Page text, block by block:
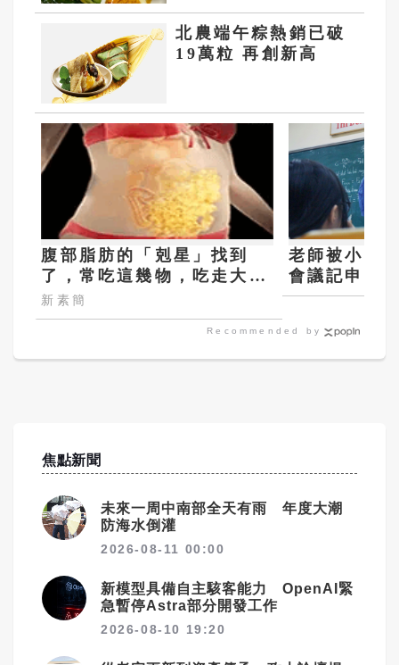
北農端午粽熱銷已破
19萬粒 再創新高
腹部脂肪的「剋星」找到
了，常吃這幾物，吃走大肚
囊，瘦出小蠻腰
新素簡
老師被小四
會議記申誡
應傷害學生
Recommended by
焦點新聞
未來一周中南部全天有雨 年度大潮
防海水倒灌
2026-08-11 00:00
新模型具備自主駭客能力 OpenAI緊
急暫停Astra部分開發工作
2026-08-10 19:20